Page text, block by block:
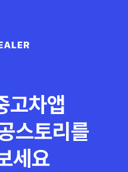
차앱
스토리를
세요